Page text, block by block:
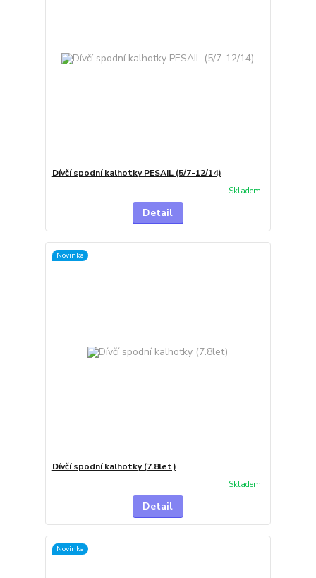
Dívčí spodní kalhotky PESAIL (5/7-12/14)
Skladem
Detail
Novinka
Dívčí spodní kalhotky (7.8let)
Skladem
Detail
Novinka